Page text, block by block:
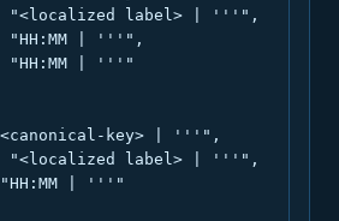
"<localized label> | '''",
"HH:MM | '''",
"HH:MM | '''"
key> | '''",
"<localized label> | '''",
| '''"